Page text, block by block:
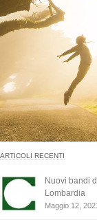
ARTICOLI RECENTI
Nuovi bandi
Lombardia
Maggio 12,